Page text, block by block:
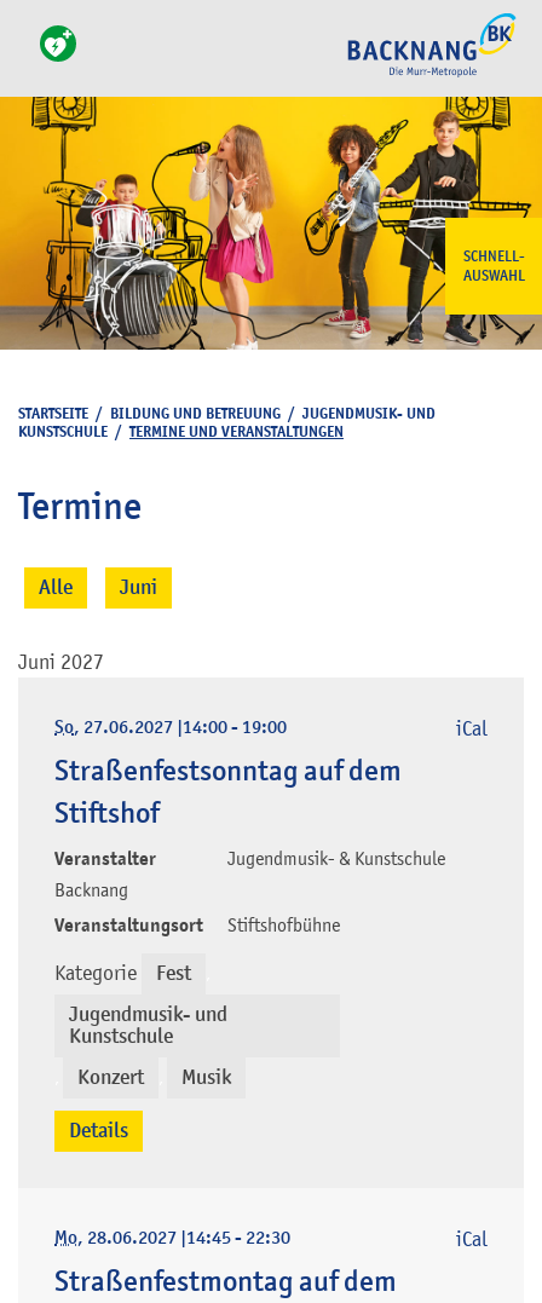
SCHNELL-
AUSWAHL
STARTSEITE / BILDUNG UND BETREUUNG /JUGENDMUSIK- UND
KUNSTSCHULE /TERMINE UND VERANSTALTUNGEN
Termine
Alle Juni
Juni 2027
So, 27.06.2027 |14:00 - 19:00
Straßenfestsonntag auf dem
Stiftshof
Veranstalter
Jugendmusik- & Kunstschule
Backnang
Veranstaltungsort Stiftshofbühne
Kategorie Fest
Jugendmusik- und
Kunstschule
Konzert Musik
iCal
Details
Mo, 28.06.2027 |14:45 - 22:30
Straßenfestmontag auf dem
iCal